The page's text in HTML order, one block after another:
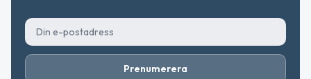
Prenumerera